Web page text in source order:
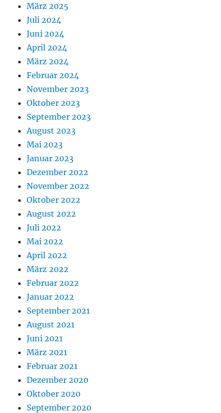
März 2025
Juli 2024
Juni 2024
April 2024
März 2024
Februar 2024
November 2023
Oktober 2023
September 2023
August 2023
Mai 2023
Januar 2023
Dezember 2022
November 2022
Oktober 2022
August 2022
Juli 2022
Mai 2022
April 2022
März 2022
Februar 2022
Januar 2022
September 2021
August 2021
Juni 2021
März 2021
Februar 2021
Dezember 2020
Oktober 2020
September 2020